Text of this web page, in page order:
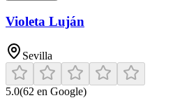
Violeta Luján
Sevilla
5.0(62 en Google)